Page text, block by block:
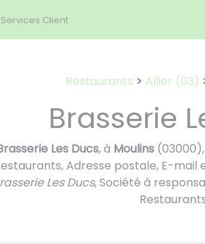
Services Client
Restaurants Allier (03)
Brasserie
Les Ducs, à Moulins(03000),
Adresse postale, E-
Les Ducs, Société à